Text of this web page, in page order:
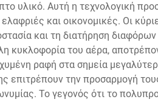
υλικό. Αυτή η τεχνολογική
και οικονομικές. Οι
και τη διατήρηση
κυκλοφορία του αέρα,
ραφή στα σημεία
την προσαρμογή
Το γεγονός ότι το